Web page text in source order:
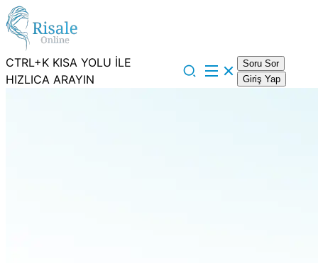
CTRL+K KISA YOLU İLE
HIZLICA ARAYIN
Soru Sor
Giriş Yap